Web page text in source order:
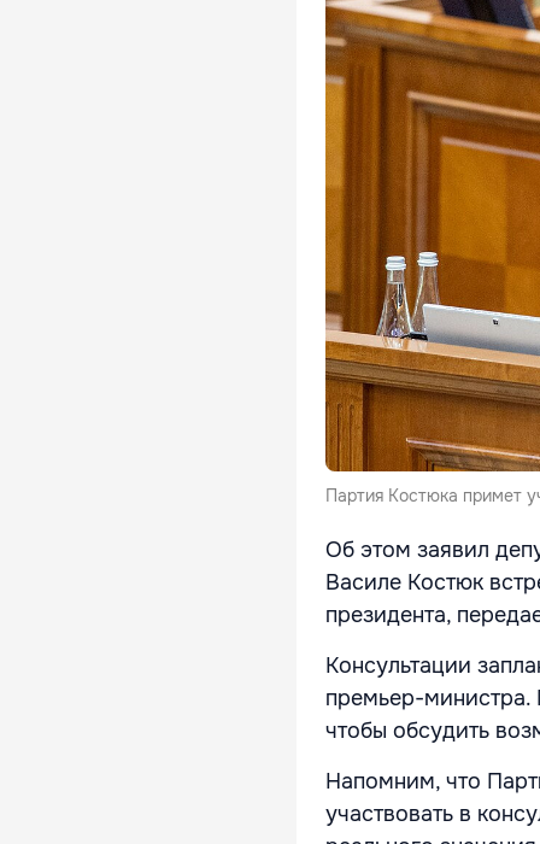
Партия Костюка примет
Об этом заявил
Василе Костюк
президента,
Консультации
премьер-министра.
чтобы обсудить
Напомним, что
участвовать в